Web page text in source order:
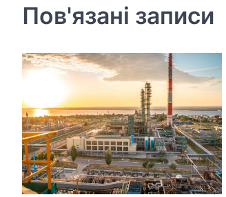
Пов'язані записи